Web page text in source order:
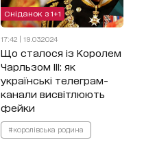
Сніданок з 1+1
17:42 | 19.03.2024
Що сталося із Королем
Чарльзом ІІІ: як
українські телеграм-
канали висвітлюють
фейки
#королівська родина